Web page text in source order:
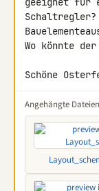
Wo könnte
Schöne
Angehängte